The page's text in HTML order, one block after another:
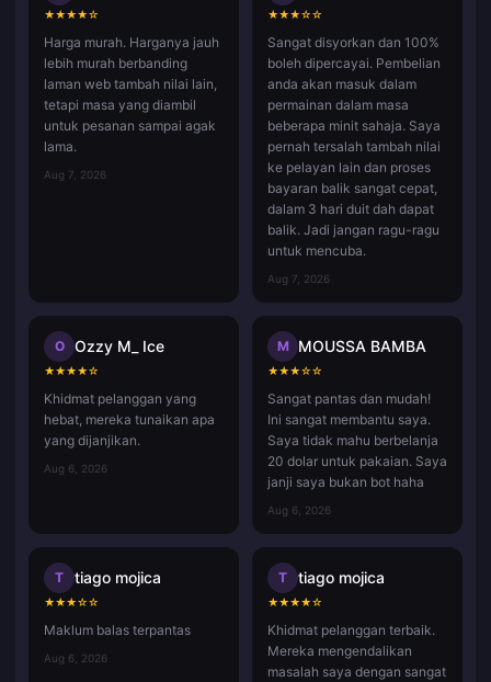
★★★★☆
Harga murah. Harganya jauh
lebih murah berbanding
laman web tambah nilai lain,
tetapi masa yang diambil
untuk pesanan sampai agak
lama.
Aug 7, 2026
★★★☆☆
Sangat disyorkan dan 100%
boleh dipercayai. Pembelian
anda akan masuk dalam
permainan dalam masa
beberapa minit sahaja. Saya
pernah tersalah tambah nilai
ke pelayan lain dan proses
bayaran balik sangat cepat,
dalam 3 hari duit dah dapat
balik. Jadi jangan ragu-ragu
untuk mencuba.
Aug 7, 2026
O Ozzy M_ Ice
★★★★☆
Khidmat pelanggan yang
hebat, mereka tunaikan apa
yang dijanjikan.
Aug 6, 2026
M MOUSSA BAMBA
★★★☆☆
Sangat pantas dan mudah!
Ini sangat membantu saya.
Saya tidak mahu berbelanja
20 dolar untuk pakaian. Saya
janji saya bukan bot haha
Aug 6, 2026
T tiago mojica
★★★☆☆
Maklum balas terpantas
Aug 6, 2026
T tiago mojica
★★★★☆
Khidmat pelanggan terbaik.
Mereka mengendalikan
masalah saya dengan sangat